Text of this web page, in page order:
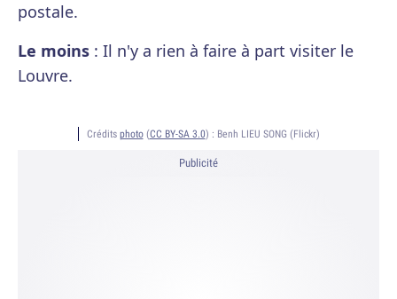
postale.
Le moins : Il n'y a rien à faire à part visiter le
Louvre.
Crédits photo(CC BY-SA 3.0) : Benh LIEU SONG (Flickr)
Publicité